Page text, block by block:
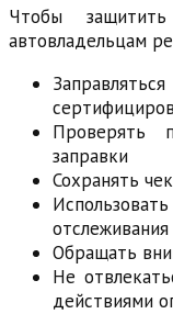
Чтобы
автовладельцам
Проверять
заправки
Сохранять
Обращать
Не
действиями